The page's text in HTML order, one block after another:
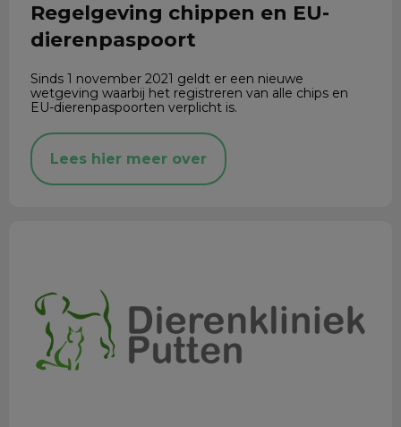
Regelgeving chippen en EU-
dierenpaspoort
Sinds 1 november 2021 geldt er een nieuwe
wetgeving waarbij het registreren van alle chips en
EU-dierenpaspoorten verplicht is.
Lees hier meer over